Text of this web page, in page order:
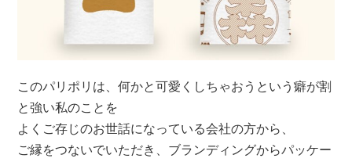
このパリポリは、何かと可愛くしちゃおうという癖が割
と強い私のことを
よくご存じのお世話になっている会社の方から、
ご縁をつないでいただき、ブランディングからパッケー